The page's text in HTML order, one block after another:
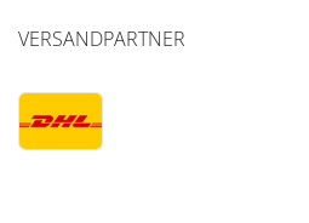
VERSANDPARTNER